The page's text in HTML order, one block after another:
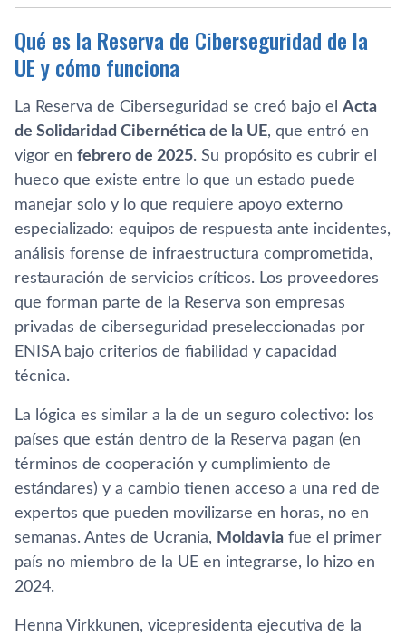
Qué es la Reserva de Ciberseguridad de la
UE y cómo funciona
La Reserva de Ciberseguridad se creó bajo el Acta
de Solidaridad Cibernética de la UE, que entró en
vigor en febrero de 2025. Su propósito es cubrir el
hueco que existe entre lo que un estado puede
manejar solo y lo que requiere apoyo externo
especializado: equipos de respuesta ante incidentes,
análisis forense de infraestructura comprometida,
restauración de servicios críticos. Los proveedores
que forman parte de la Reserva son empresas
privadas de ciberseguridad preseleccionadas por
ENISA bajo criterios de fiabilidad y capacidad
técnica.
La lógica es similar a la de un seguro colectivo: los
países que están dentro de la Reserva pagan (en
términos de cooperación y cumplimiento de
estándares) y a cambio tienen acceso a una red de
expertos que pueden movilizarse en horas, no en
semanas. Antes de Ucrania, Moldavia fue el primer
país no miembro de la UE en integrarse, lo hizo en
2024.
Henna Virkkunen, vicepresidenta ejecutiva de la